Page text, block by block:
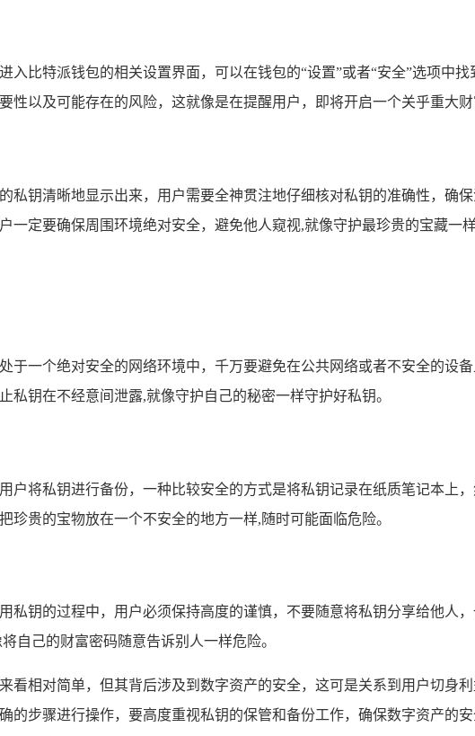
入比特派钱包的相关设置界面，可以在钱包的“设置”或者“安全”选项中
性以及可能存在的风险，这就像是在提醒用户，即将开启一个关乎重大财
私钥清晰地显示出来，用户需要全神贯注地仔细核对私钥的准确性，确
一定要确保周围环境绝对安全，避免他人窥视,就像守护最珍贵的宝藏一样
于一个绝对安全的网络环境中，千万要避免在公共网络或者不安全的设
私钥在不经意间泄露,就像守护自己的秘密一样守护好私钥。
户将私钥进行备份，一种比较安全的方式是将私钥记录在纸质笔记本上
珍贵的宝物放在一个不安全的地方一样,随时可能面临危险。
私钥的过程中，用户必须保持高度的谨慎，不要随意将私钥分享给他人
自己的财富密码随意告诉别人一样危险。
看相对简单，但其背后涉及到数字资产的安全，这可是关系到用户切身
的步骤进行操作，要高度重视私钥的保管和备份工作，确保数字资产的